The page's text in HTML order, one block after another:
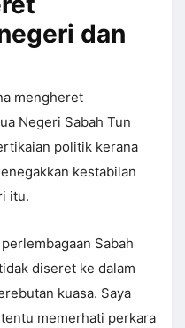
dan
mengheret
Negeri Sabah Tun
politik kerana
kestabilan
itu.
Sabah
diseret ke dalam
kuasa. Saya
memerhati perkara